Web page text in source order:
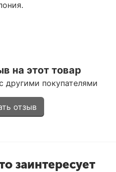
на этот товар
другими покупателями
отзыв
заинтересует